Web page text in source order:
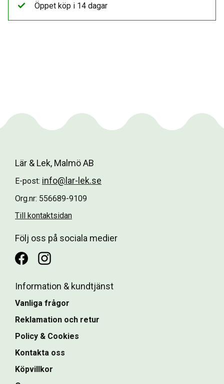
Öppet köp i 14 dagar
Lär & Lek, Malmö AB
E-post: info@lar-lek.se
Org.nr: 556689-9109
Till kontaktsidan
Följ oss på sociala medier
Information & kundtjänst
Vanliga frågor
Reklamation och retur
Policy & Cookies
Kontakta oss
Köpvillkor